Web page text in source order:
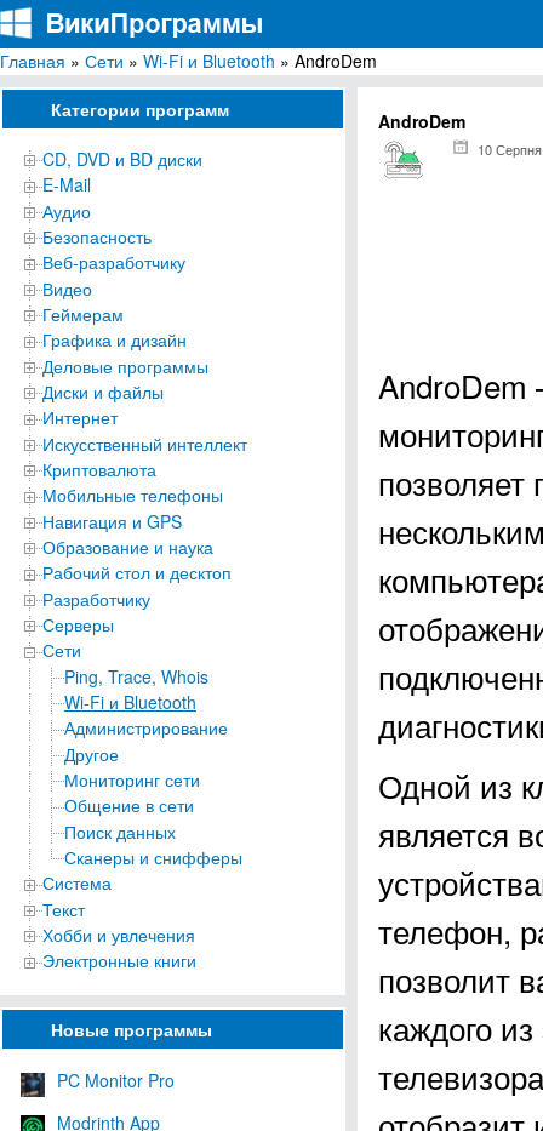
ВикиПрограммы
Энциклопедия бесплатных компьютерных программ для Windows
Главная » Сети » Wi-Fi и Bluetooth » AndroDem
Категории программ
CD, DVD и BD диски
E-Mail
Аудио
Безопасность
Веб-разработчику
Видео
Геймерам
Графика и дизайн
Деловые программы
Диски и файлы
Интернет
Искусственный интеллект
Криптовалюта
Мобильные телефоны
Навигация и GPS
Образование и наука
Рабочий стол и десктоп
Разработчику
Серверы
Сети
Ping, Trace, Whois
Wi-Fi и Bluetooth
Администрирование
Другое
Мониторинг сети
Общение в сети
Поиск данных
Сканеры и снифферы
Система
Текст
Хобби и увлечения
Электронные книги
Новые программы
PC Monitor Pro
Modrinth App
AndroDem
10
AndroDem
позволяет
Одной из
является
телефон,
позволит
каждого